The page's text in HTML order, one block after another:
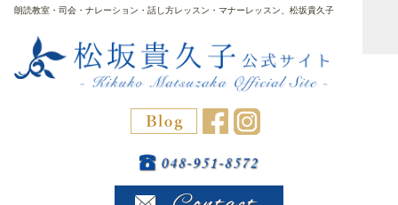
朗読教室・司会・ナレーション・話し方レッスン・マナーレッスン、松坂貴久子